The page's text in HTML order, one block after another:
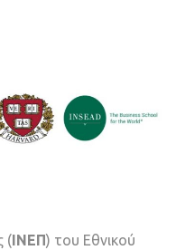
(ΙΝΕΠ) του Εθνικού